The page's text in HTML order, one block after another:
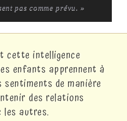
pas comme prévu. »
cette intelligence
enfants apprennent à
de manière
des relations
les autres.